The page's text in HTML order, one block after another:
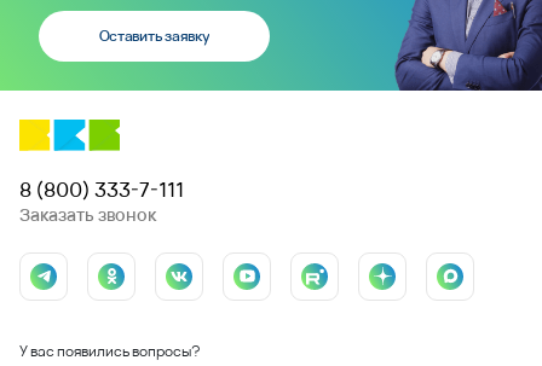
Оставить заявку
8 (800) 333-7-111
Заказать звонок
У вас появились вопросы?